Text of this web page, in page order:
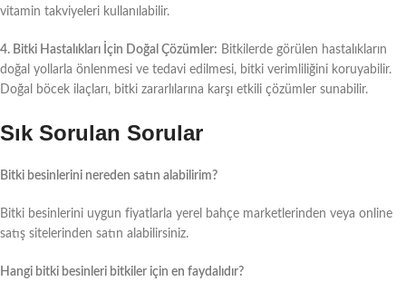
vitamin takviyeleri kullanılabilir.
4. Bitki Hastalıkları İçin Doğal Çözümler: Bitkilerde görülen hastalıkların
doğal yollarla önlenmesi ve tedavi edilmesi, bitki verimliliğini koruyabilir.
Doğal böcek ilaçları, bitki zararlılarına karşı etkili çözümler sunabilir.
Sık Sorulan Sorular
Bitki besinlerini nereden satın alabilirim?
Bitki besinlerini uygun fiyatlarla yerel bahçe marketlerinden veya online
satış sitelerinden satın alabilirsiniz.
Hangi bitki besinleri bitkiler için en faydalıdır?